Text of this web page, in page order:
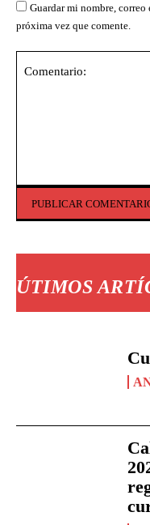
ÚTIMOS
Guardar mi nombre,
próxima vez que comente.